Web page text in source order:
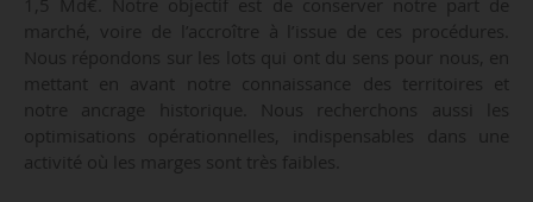
marché, voire de l’accroître à l’issue de ces procédures.
Nous répondons sur les lots qui ont du sens pour nous, en
mettant en avant notre connaissance des territoires et
notre ancrage historique. Nous recherchons aussi les
optimisations opérationnelles, indispensables dans une
activité où les marges sont très faibles.